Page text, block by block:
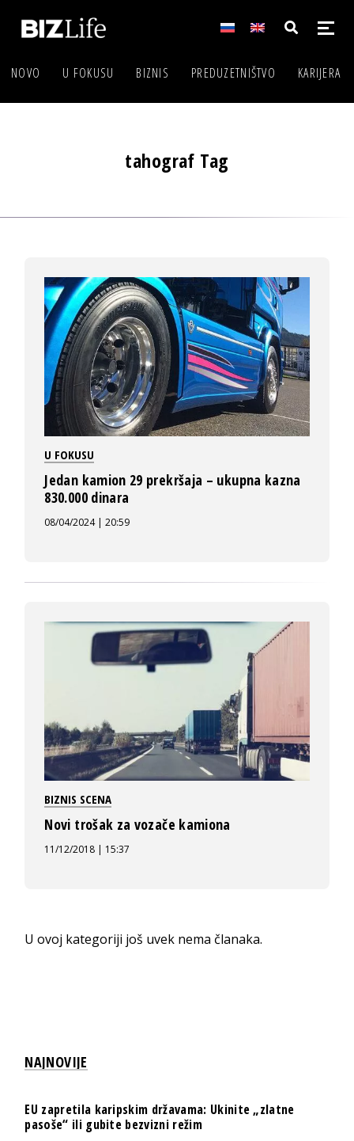
NOVO U FOKUSU BIZNIS PREDUZETNIŠTVO KARIJERA
tahograf Tag
U FOKUSU
Jedan kamion 29 prekršaja – ukupna kazna
830.000 dinara
08/04/2024 | 20:59
BIZNIS SCENA
Novi trošak za vozače kamiona
11/12/2018 | 15:37
U ovoj kategoriji još uvek nema članaka.
NAJNOVIJE
EU zapretila karipskim državama: Ukinite „zlatne
pasoše“ ili gubite bezvizni režim